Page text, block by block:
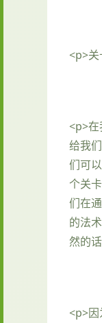
<p>
<p>在
给我
们可
个关
们在
的法
然的
<p>